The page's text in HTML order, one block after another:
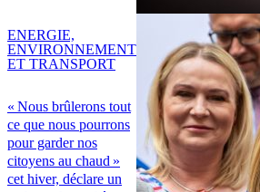
« Nous brûlerons tout
ce que nous pourrons
pour garder nos
citoyens au chaud »
cet hiver, déclare un
ENERGIE,
ENVIRONNEMENT
ET TRANSPORT